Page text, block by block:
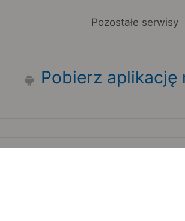
Pozostałe serwisy
Pobierz aplikację